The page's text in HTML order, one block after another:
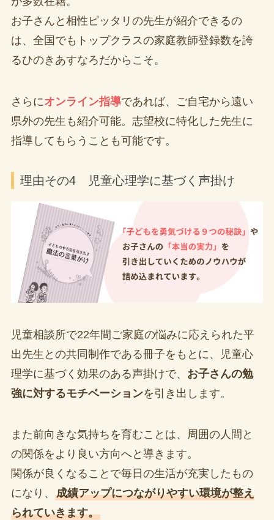
お子さんと相性ピッタリの先生が紹介できるの
は、全国でもトップクラスの家庭教師登録数を誇
るひのきあすなろだからこそ。
さらにオンライン指導であれば、ご自宅から遠い
県外の先生も紹介可能。志望校に特化した先生に
指導してもらうことも可能です。
理由その4 児童心理学に基づく声掛け
児童相談所で22年間ご家庭の悩みに応えられた平
出先生との共同制作である冊子をもとに、児童心
理学に基づく効果のある声掛けで、 お子さんの勉
強に対するモチベーションを引き出します。
また前向きな気持ちを育むことは、周囲の人間と
の関係をより良い方向へと導きます。
関係が良くなることで毎日の生活が充実したもの
になり、 成績アップにつながりやすい環境が整え
られていきます。